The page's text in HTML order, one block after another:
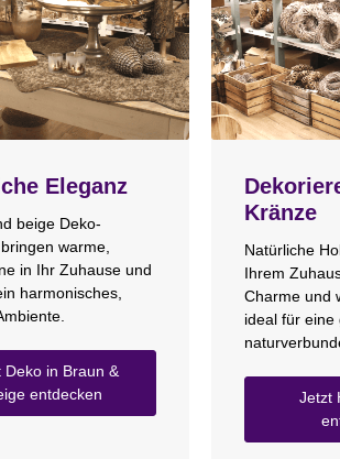
Eleganz
beige Deko-
warme,
in Ihr Zuhause und
harmonisches,
Deko in Braun &
entdecken
Kränze
Natürliche
Ihrem
Charme und
ideal für eine
Jetzt